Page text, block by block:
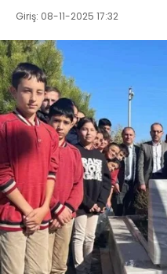
Giriş: 08-11-2025 17:32